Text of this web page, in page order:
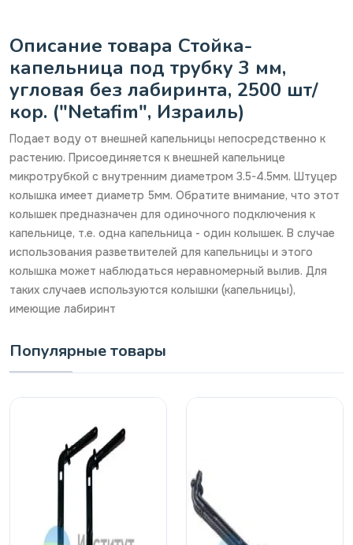
Описание товара Стойка-
капельница под трубку 3 мм,
угловая без лабиринта, 2500 шт/
кор. ("Netafim", Израиль)
Подает воду от внешней капельницы непосредственно к
растению. Присоединяется к внешней капельнице
микротрубкой с внутренним диаметром 3.5-4.5мм. Штуцер
колышка имеет диаметр 5мм. Обратите внимание, что этот
колышек предназначен для одиночного подключения к
капельнице, т.е. одна капельница - один колышек. В случае
использования разветвителей для капельницы и этого
колышка может наблюдаться неравномерный вылив. Для
таких случаев используются колышки (капельницы),
имеющие лабиринт
Популярные товары